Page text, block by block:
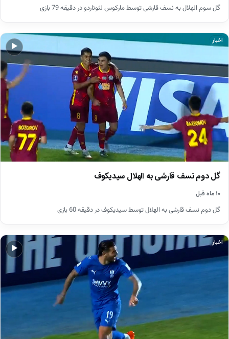
گل سوم الهلال به نسف قارشی توسط مارکوس لئوناردو در دقیقه 79 بازی
▶
اخبار
گل دوم نسف قارشی به الهلال سیدیکوف
۱۰ ماه قبل
گل دوم نسف قارشی به الهلال توسط سیدیکوف در دقیقه 60 بازی
▶
اخبار